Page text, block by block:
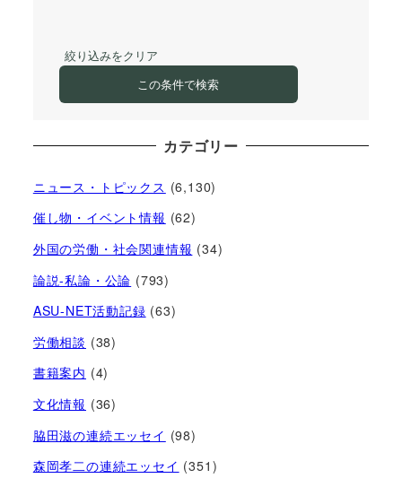
絞り込みをクリア
この条件で検索
カテゴリー
ニュース・トピックス (6,130)
催し物・イベント情報 (62)
外国の労働・社会関連情報 (34)
論説-私論・公論 (793)
ASU-NET活動記録 (63)
労働相談 (38)
書籍案内 (4)
文化情報 (36)
脇田滋の連続エッセイ (98)
森岡孝二の連続エッセイ (351)